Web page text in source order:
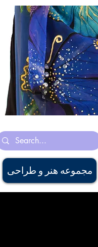
مجموعه هنر و طراحی